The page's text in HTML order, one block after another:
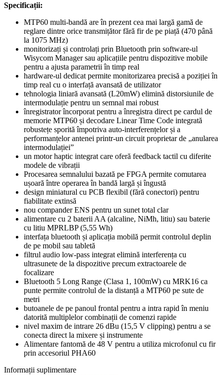
Specificații:
MTP60 multi-bandă are în prezent cea mai largă gamă de
reglare dintre orice transmițător fără fir de pe piață (470 până
la 1075 MHz)
monitorizați și controlați prin Bluetooth prin software-ul
Wisycom Manager sau aplicațiile pentru dispozitive mobile
pentru a ajusta parametrii în timp real
hardware-ul dedicat permite monitorizarea precisă a poziției în
timp real cu o interfață avansată de utilizator
tehnologia liniară avansată (L20mW) elimină distorsiunile de
intermodulație pentru un semnal mai robust
înregistrator încorporat pentru a înregistra direct pe cardul de
memorie MTP60 și decodare Linear Time Code integrată
robustețe sporită împotriva auto-interferențelor și a
performanțelor antenei printr-un circuit proprietar de „anularea
intermodulației”
un motor haptic integrat care oferă feedback tactil cu diferite
modele de vibrații
Procesarea semnalului bazată pe FPGA permite comutarea
ușoară între operarea în bandă largă și îngustă
design miniatural cu PCB flexibil (fără conectori) pentru
fiabilitate extinsă
nou compander ENS pentru un sunet total clar
alimentare cu 2 baterii AA (alcaline, NiMh, litiu) sau baterie
cu litiu MPRLBP (5,55 Wh)
interfața bluetooth și aplicația mobilă permit controlul deplin
de pe mobil sau tabletă
filtrul audio low-pass integrat elimină interferența cu
ultrasunete de la dispozitive precum extractoarele de
focalizare
Bluetooth 5 Long Range (Clasa 1, 100mW) cu MRK16 ca
punte permite controlul de la distanță a MTP60 pe sute de
metri
butoanele de pe panoul frontal pentru a intra rapid în meniu
datorită multiplelor combinații de comenzi rapide
nivel maxim de intrare 26 dBu (15,5 V clipping) pentru a se
conecta direct la mixere și instrumente
Alimentare fantomă de 48 V pentru a utiliza microfonul cu fir
prin accesoriul PHA60
Informații suplimentare